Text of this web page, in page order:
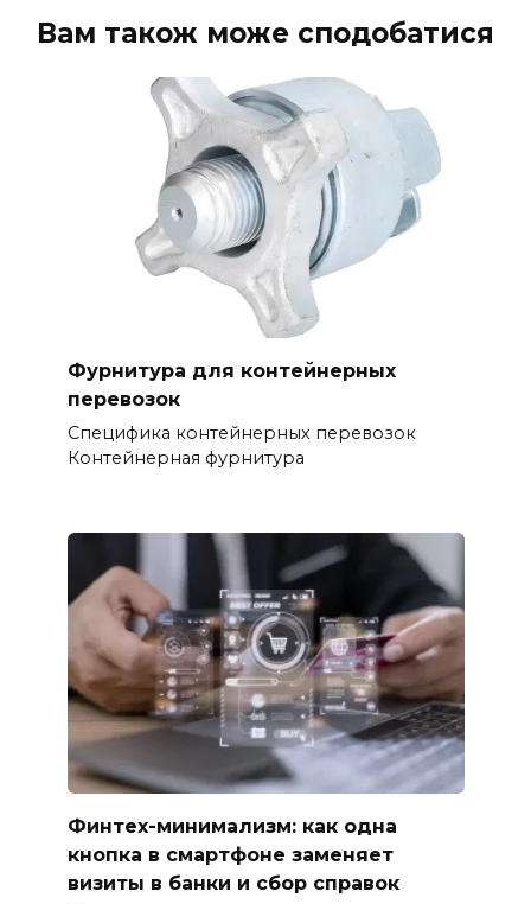
Вам також може сподобатися
Фурнитура для контейнерных
перевозок
Специфика контейнерных перевозок
Контейнерная фурнитура
Финтех-минимализм: как одна
кнопка в смартфоне заменяет
визиты в банки и сбор справок